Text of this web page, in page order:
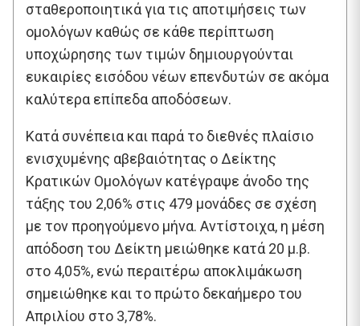
σταθεροποιητικά για τις αποτιμήσεις των
ομολόγων καθώς σε κάθε περίπτωση
υποχώρησης των τιμών δημιουργούνται
ευκαιρίες εισόδου νέων επενδυτών σε ακόμα
καλύτερα επίπεδα αποδόσεων.
Κατά συνέπεια και παρά το διεθνές πλαίσιο
ενισχυμένης αβεβαιότητας ο Δείκτης
Κρατικών Ομολόγων κατέγραψε άνοδο της
τάξης του 2,06% στις 479 μονάδες σε σχέση
με τον προηγούμενο μήνα. Αντίστοιχα, η μέση
απόδοση του Δείκτη μειώθηκε κατά 20 μ.β.
στο 4,05%, ενώ περαιτέρω αποκλιμάκωση
σημειώθηκε και το πρώτο δεκαήμερο του
Απριλίου στο 3,78%.